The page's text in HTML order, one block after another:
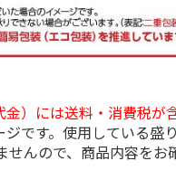
）には送料・消費税が
です。使用している盛
せんので、商品内容をお